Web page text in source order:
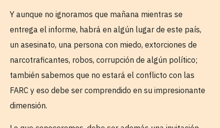
Y aunque no ignoramos que mañana mientras se
entrega el informe, habrá en algún lugar de este país,
un asesinato, una persona con miedo, extorciones de
narcotraficantes, robos, corrupción de algún político;
también sabemos que no estará el conflicto con las
FARC y eso debe ser comprendido en su impresionante
dimensión.